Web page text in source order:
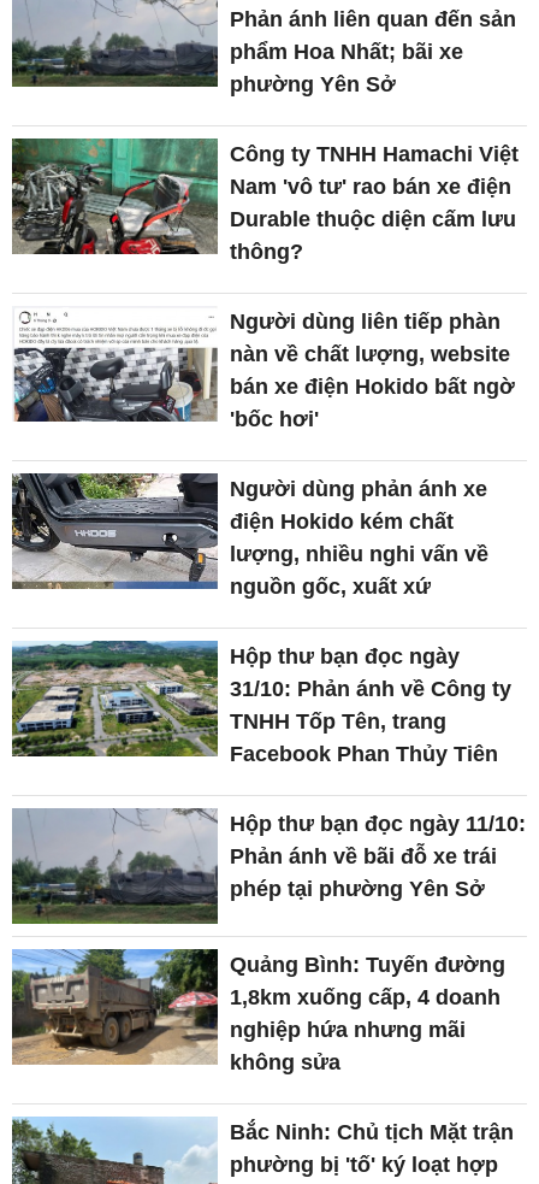
Phản ánh liên quan đến sản
phẩm Hoa Nhất; bãi xe
phường Yên Sở
Công ty TNHH Hamachi Việt
Nam 'vô tư' rao bán xe điện
Durable thuộc diện cấm lưu
thông?
Người dùng liên tiếp phàn
nàn về chất lượng, website
bán xe điện Hokido bất ngờ
'bốc hơi'
Người dùng phản ánh xe
điện Hokido kém chất
lượng, nhiều nghi vấn về
nguồn gốc, xuất xứ
Hộp thư bạn đọc ngày
31/10: Phản ánh về Công ty
TNHH Tốp Tên, trang
Facebook Phan Thủy Tiên
Hộp thư bạn đọc ngày 11/10:
Phản ánh về bãi đỗ xe trái
phép tại phường Yên Sở
Quảng Bình: Tuyến đường
1,8km xuống cấp, 4 doanh
nghiệp hứa nhưng mãi
không sửa
Bắc Ninh: Chủ tịch Mặt trận
phường bị 'tố' ký loạt hợp